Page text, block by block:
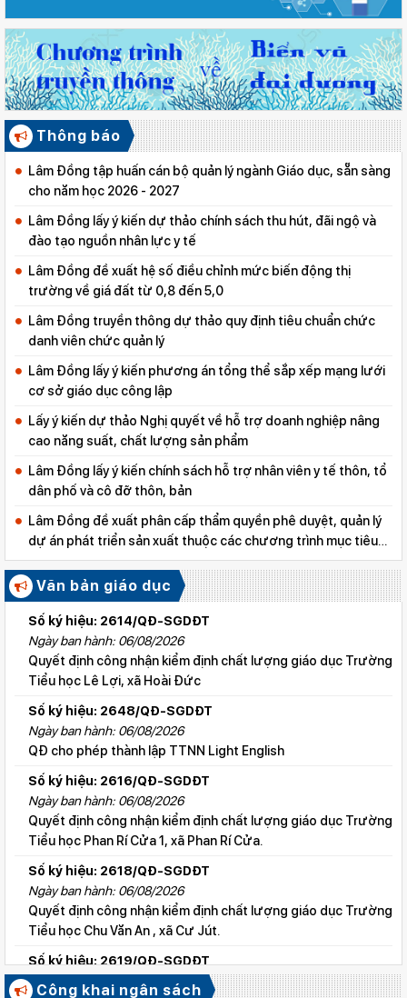
Thông báo
Lâm Đồng tập huấn cán bộ quản lý ngành Giáo dục, sẵn sàng
cho năm học 2026 - 2027
Lâm Đồng lấy ý kiến dự thảo chính sách thu hút, đãi ngộ và
đào tạo nguồn nhân lực y tế
Lâm Đồng đề xuất hệ số điều chỉnh mức biến động thị
trường về giá đất từ 0,8 đến 5,0
Lâm Đồng truyền thông dự thảo quy định tiêu chuẩn chức
danh viên chức quản lý
Lâm Đồng lấy ý kiến phương án tổng thể sắp xếp mạng lưới
cơ sở giáo dục công lập
Lấy ý kiến dự thảo Nghị quyết về hỗ trợ doanh nghiệp nâng
cao năng suất, chất lượng sản phẩm
Lâm Đồng lấy ý kiến chính sách hỗ trợ nhân viên y tế thôn, tổ
dân phố và cô đỡ thôn, bản
Lâm Đồng đề xuất phân cấp thẩm quyền phê duyệt, quản lý
dự án phát triển sản xuất thuộc các chương trình mục tiêu
quốc gia
Văn bản giáo dục
Số ký hiệu: 2614/QĐ-SGDĐT
Ngày ban hành: 06/08/2026
Quyết định công nhận kiểm định chất lượng giáo dục Trường
Tiểu học Lê Lợi, xã Hoài Đức
Số ký hiệu: 2648/QĐ-SGDĐT
Ngày ban hành: 06/08/2026
QĐ cho phép thành lập TTNN Light English
Số ký hiệu: 2616/QĐ-SGDĐT
Ngày ban hành: 06/08/2026
Quyết định công nhận kiểm định chất lượng giáo dục Trường
Tiểu học Phan Rí Cửa 1, xã Phan Rí Cửa.
Số ký hiệu: 2618/QĐ-SGDĐT
Ngày ban hành: 06/08/2026
Quyết định công nhận kiểm định chất lượng giáo dục Trường
Tiểu học Chu Văn An , xã Cư Jút.
Số ký hiệu: 2619/QĐ-SGDĐT
Ngày ban hành: 06/08/2026
Công khai ngân sách